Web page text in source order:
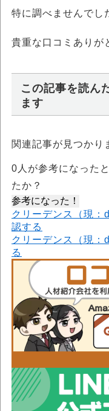
特に調べませんでし
貴重な口コミありが
この記事を読ん
ます
関連記事が見つかり
0 人が参考になった
たか？
参考になった！
クリーデンス（現：
認する
クリーデンス（現：
る